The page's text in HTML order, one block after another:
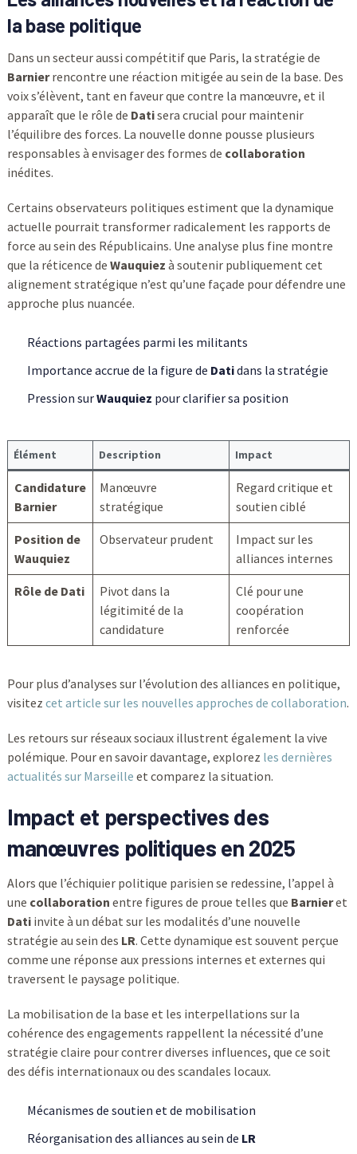
la base politique
Dans un secteur aussi compétitif que Paris, la stratégie de
Barnierrencontre une réaction mitigée au sein de la base. Des
voix s’élèvent, tant en faveur que contre la manœuvre, et il
apparaît que le rôle de Datisera crucial pour maintenir
l’équilibre des forces. La nouvelle donne pousse plusieurs
responsables à envisager des formes de collaboration
inédites.
Certains observateurs politiques estiment que la dynamique
actuelle pourrait transformer radicalement les rapports de
force au sein des Républicains. Une analyse plus fine montre
que la réticence de Wauquiez à soutenir publiquement cet
alignement stratégique n’est qu’une façade pour défendre une
approche plus nuancée.
Réactions partagées parmi les militants
Importance accrue de la figure de Datidans la stratégie
Pression surWauquiez pour clarifier sa position
Élément Description Impact
Candidature
Barnier
Manœuvre
stratégique
Regard critique et
soutien ciblé
Position de
Wauquiez
Observateur prudent
Impact sur les
alliances internes
Rôle de Dati
Pivot dans la
légitimité de la
candidature
Clé pour une
coopération
renforcée
Pour plus d’analyses sur l’évolution des alliances en politique,
visitez cet article sur les nouvelles approches de collaboration.
Les retours sur réseaux sociaux illustrent également la vive
polémique. Pour en savoir davantage, explorez les dernières
actualités sur Marseille et comparez la situation.
Impact et perspectives des
manœuvres politiques en 2025
Alors que l’échiquier politique parisien se redessine, l’appel à
une collaboration entre figures de proue telles que Barnieret
Datiinvite à un débat sur les modalités d’une nouvelle
stratégie au sein des LR. Cette dynamique est souvent perçue
comme une réponse aux pressions internes et externes qui
traversent le paysage politique.
La mobilisation de la base et les interpellations sur la
cohérence des engagements rappellent la nécessité d’une
stratégie claire pour contrer diverses influences, que ce soit
des défis internationaux ou des scandales locaux.
Mécanismes de soutien et de mobilisation
Réorganisation des alliances au sein de LR